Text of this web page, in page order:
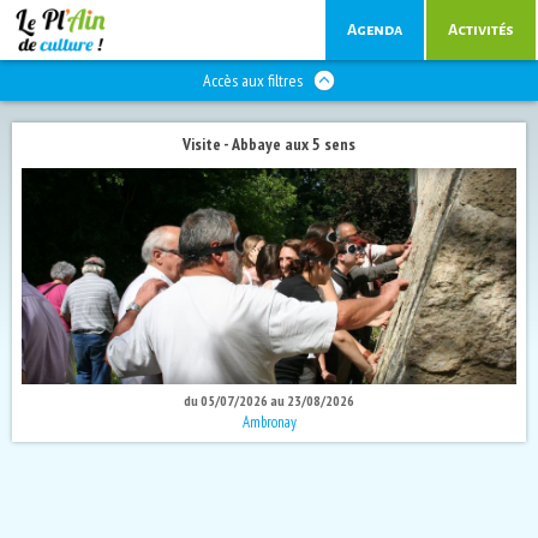
Agenda Activités
Accès aux filtres
Visite - Abbaye aux 5 sens
du 05/07/2026 au 23/08/2026
Ambronay